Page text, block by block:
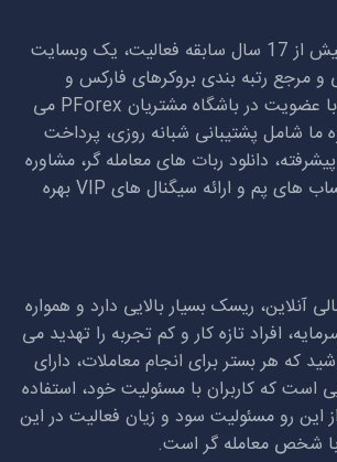
فارکس حرفه ای با بیش از 17 سال سابقه فعالیت، یک وبسایت
و مرجع رتبه بندی بروکرهای فارکس و
عضویت در باشگاه مشتریان PForex می
ما شامل پشتیبانی شبانه روزی، پرداخت
دانلود ربات های معامله گر، مشاوره
های پم و ارائه سیگنال های VIPبهره
آنلاین، ریسک بسیار بالایی دارد و همواره
افراد تازه کار و کم تجربه را تهدید می
که هر بستر برای انجام معاملات، دارای
است که کاربران با مسئولیت خود، استفاده
این رو مسئولیت سود و زیان فعالیت در این
با شخص معامله گر است.